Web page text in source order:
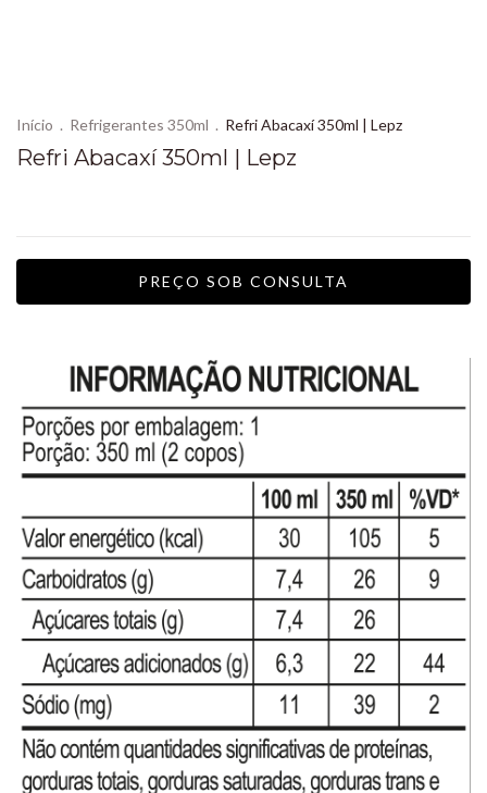
Início . Refrigerantes 350ml . Refri Abacaxí 350ml | Lepz
Refri Abacaxí 350ml | Lepz